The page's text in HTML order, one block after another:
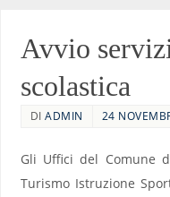
Avvio
scolastica
DIADMIN 24
Gli Uffici del Comune
Turismo Istruzione